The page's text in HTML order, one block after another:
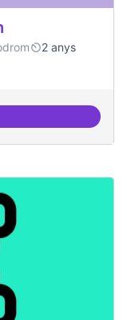
2 anys
podcast i twitch